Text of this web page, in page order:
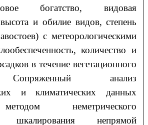
богатство, видовая
и обилие видов, степень
с метеорологическими
количество и
в течение вегетационного
анализ
и климатических данных
неметрического
шкалирования непрямой